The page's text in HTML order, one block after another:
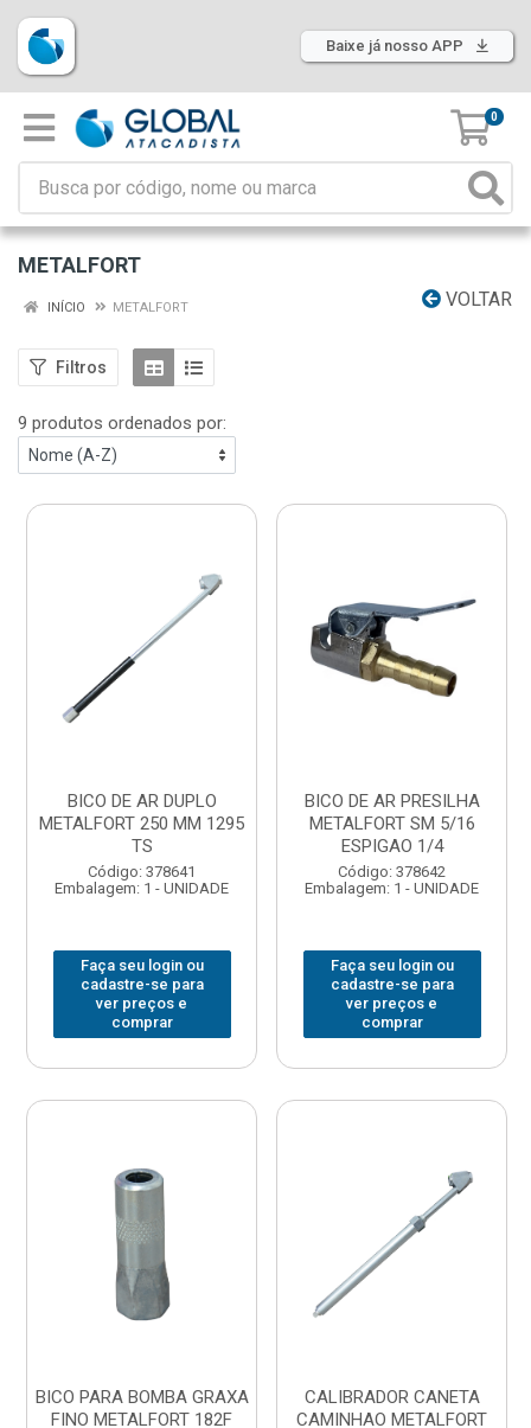
Baixe já nosso APP
0
METALFORT
VOLTAR
INÍCIO METALFORT
Filtros
9 produtos ordenados por:
BICO DE AR DUPLO
METALFORT 250 MM 1295
TS
Código: 378641
Embalagem: 1 - UNIDADE
Faça seu login ou
cadastre-se para
ver preços e
comprar
BICO DE AR PRESILHA
METALFORT SM 5/16
ESPIGAO 1/4
Código: 378642
Embalagem: 1 - UNIDADE
Faça seu login ou
cadastre-se para
ver preços e
comprar
BICO PARA BOMBA GRAXA
FINO METALFORT 182F
CALIBRADOR CANETA
CAMINHAO METALFORT